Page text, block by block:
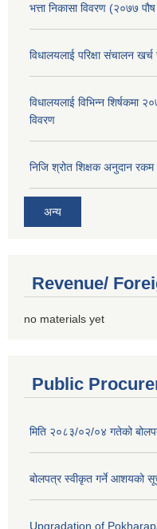
भत्ता निकासा विवरण (२०७७
विधालयलाई परिक्षा स‌ंचालन
विधालयलाई विभिन्न शिर्षकमा
विवरण
निजि श्रोत शिक्षक अनुदान रकम
अन्य
Revenue/
no materials yet
Public
मिति २०८३/०२/०४ गतेको
बोलपत्र स्वीकृत गर्ने आशयको
Upgradation of